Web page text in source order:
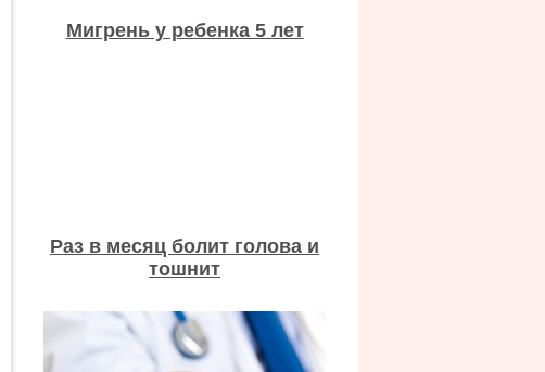
Мигрень у ребенка 5 лет
Раз в месяц болит голова и
тошнит